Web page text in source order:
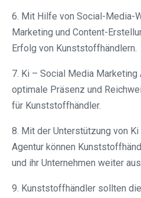
6. Mit Hilfe von Social-Media-
Marketing und Content-
Erfolg von Kunststoffhändlern.
7. Ki – Social Media
optimale Präsenz und
für Kunststoffhändler.
8. Mit der Unterstützung von
Agentur können
und ihr Unternehmen weiter
9. Kunststoffhändler sollten